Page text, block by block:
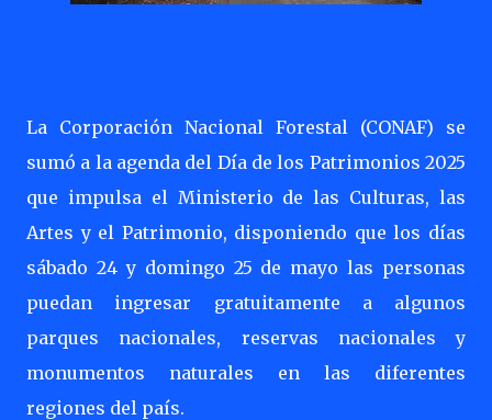
La Corporación Nacional Forestal (CONAF) se
sumó a la agenda del Día de los Patrimonios 2025
que impulsa el Ministerio de las Culturas, las
Artes y el Patrimonio, disponiendo que los días
sábado 24 y domingo 25 de mayo las personas
puedan ingresar gratuitamente a algunos
parques nacionales, reservas nacionales y
monumentos naturales en las diferentes
regiones del país.